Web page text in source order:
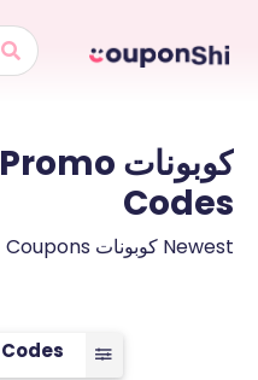
كوبونات
Codes
Newest كوبونات Coupons
Codes